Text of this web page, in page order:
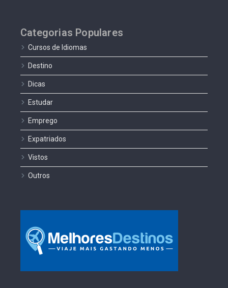
Categorias Populares
Cursos de Idiomas
Destino
Dicas
Estudar
Emprego
Expatriados
Vistos
Outros